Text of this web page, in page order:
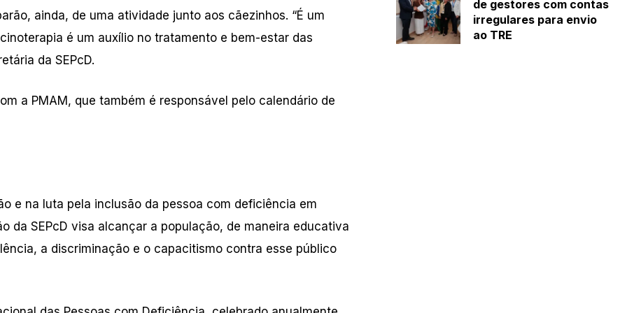
ainda, de uma atividade junto aos cãezinhos. “É um
é um auxílio no tratamento e bem-estar das
da SEPcD.
a PMAM, que também é responsável pelo calendário de
e na luta pela inclusão da pessoa com deficiência em
da SEPcD visa alcançar a população, de maneira educativa
a discriminação e o capacitismo contra esse público
de gestores com contas
irregulares para envio
ao TRE